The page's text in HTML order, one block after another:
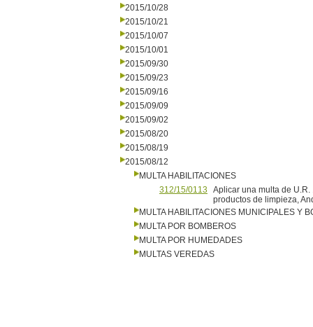
2015/10/28
2015/10/21
2015/10/07
2015/10/01
2015/09/30
2015/09/23
2015/09/16
2015/09/09
2015/09/02
2015/08/20
2015/08/19
2015/08/12
MULTA HABILITACIONES
312/15/0113
Aplicar una multa de
productos de limpieza,
MULTA HABILITACIONES MUNICIPALES Y
MULTA POR BOMBEROS
MULTA POR HUMEDADES
MULTAS VEREDAS